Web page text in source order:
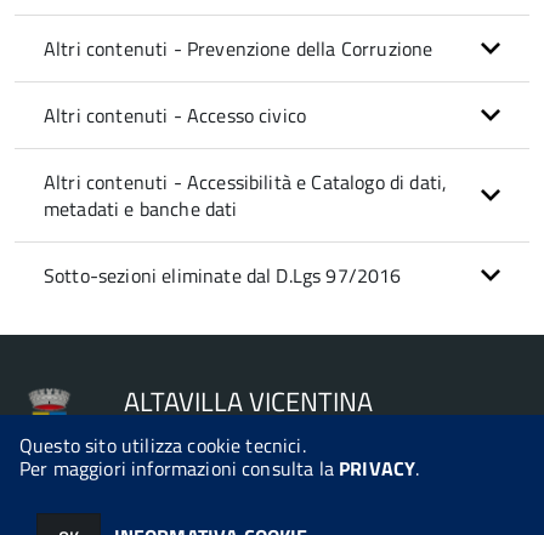
Questo sito utilizza cookie tecnici.
Per maggiori informazioni consulta la PRIVACY.
Altri contenuti - Prevenzione della Corruzione
Altri contenuti - Accesso civico
Altri contenuti - Accessibilità e Catalogo di dati,
metadati e banche dati
Sotto-sezioni eliminate dal D.Lgs 97/2016
ALTAVILLA VICENTINA